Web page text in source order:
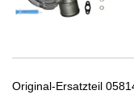
Original-Ersatzteil